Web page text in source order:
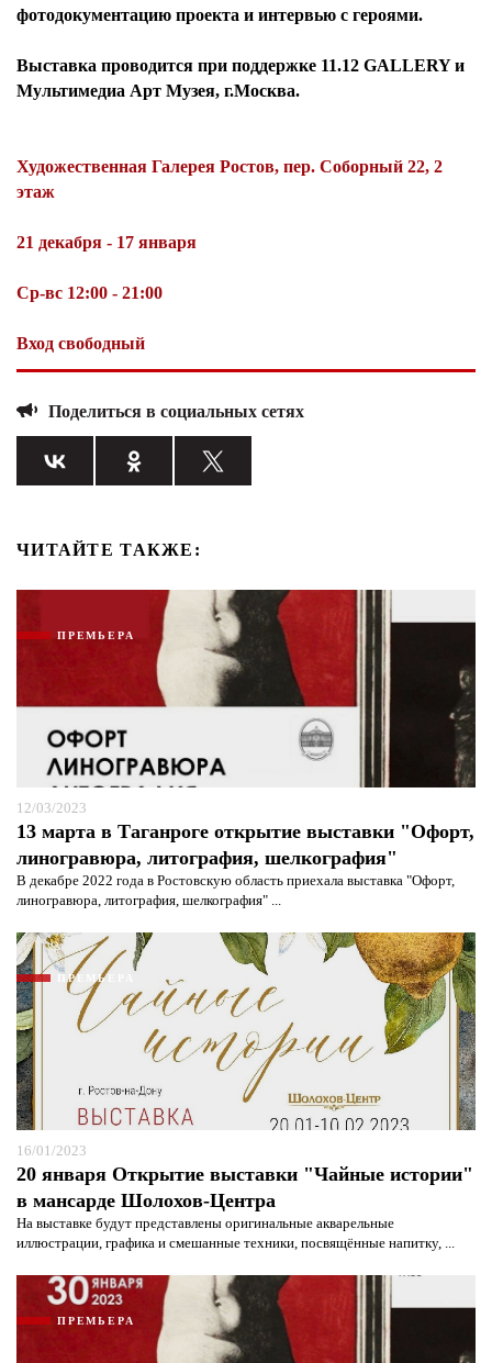
фотодокументацию проекта и интервью с героями.
Выставка проводится при поддержке 11.12 GALLERY и
Мультимедиа Арт Музея, г.Москва.
Художественная Галерея Ростов, пер. Соборный 22, 2
этаж
21 декабря - 17 января
Ср-вс 12:00 - 21:00
Вход свободный
Поделиться в социальных сетях
ЧИТАЙТЕ ТАКЖЕ:
ПРЕМЬЕРА
12/03/2023
13 марта в Таганроге открытие выставки "Офорт,
линогравюра, литография, шелкография"
В декабре 2022 года в Ростовскую область приехала выставка "Офорт,
линогравюра, литография, шелкография" ...
ПРЕМЬЕРА
16/01/2023
20 января Открытие выставки "Чайные истории"
в мансарде Шолохов-Центра
На выставке будут представлены оригинальные акварельные
иллюстрации, графика и смешанные техники, посвящённые напитку, ...
ПРЕМЬЕРА